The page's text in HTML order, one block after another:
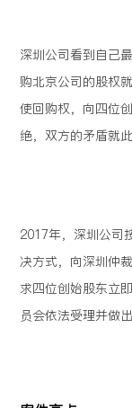
深圳公司看到自己
购北京公司的股权
使回购权，向四位
绝，双方的矛盾就此
2017年，深圳公司
决方式，向深圳仲
求四位创始股东立
员会依法受理并做出